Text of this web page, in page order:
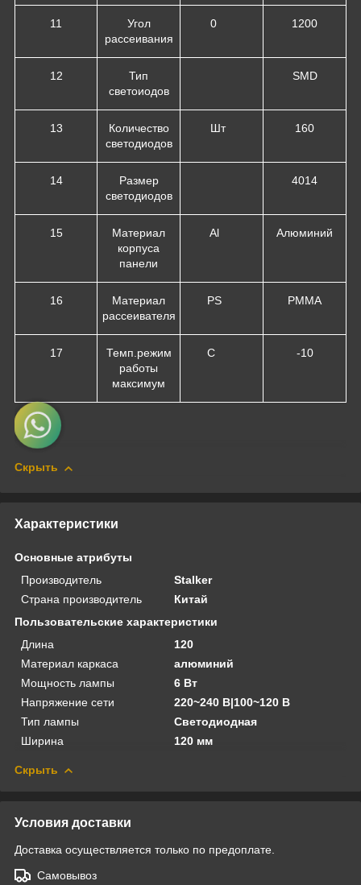
11
Угол
рассеивания
0 1200
12
Тип
светоиодов
SMD
13
Количество
светодиодов
Шт 160
14
Размер
светодиодов
4014
15
Материал
корпуса
панели
Al Алюминий
16
Материал
рассеивателя
PS PMMA
17
Темп.режим
работы
максимум
С -10
Скрыть
Характеристики
Основные атрибуты
Производитель
Stalker
Страна производитель
Китай
Пользовательские характеристики
Длина
120
Материал каркаса
алюминий
Мощность лампы
6 Вт
Напряжение сети
220~240 В|100~120 В
Тип лампы
Светодиодная
Ширина
120 мм
Скрыть
Условия доставки
Доставка осуществляется только по предоплате.
Самовывоз